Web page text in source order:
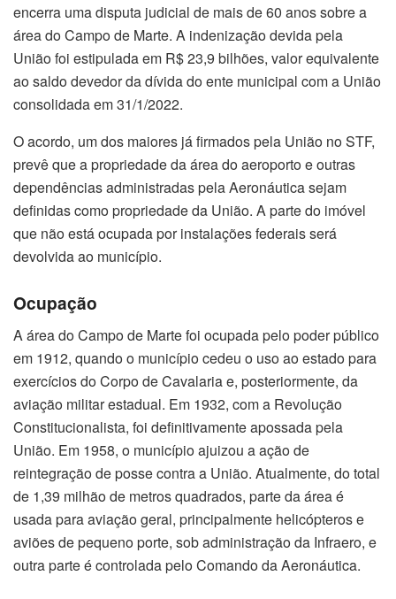
encerra uma disputa judicial de mais de 60 anos sobre a
área do Campo de Marte. A indenização devida pela
União foi estipulada em R$ 23,9 bilhões, valor equivalente
ao saldo devedor da dívida do ente municipal com a União
consolidada em 31/1/2022.
O acordo, um dos maiores já firmados pela União no STF,
prevê que a propriedade da área do aeroporto e outras
dependências administradas pela Aeronáutica sejam
definidas como propriedade da União. A parte do imóvel
que não está ocupada por instalações federais será
devolvida ao município.
Ocupação
A área do Campo de Marte foi ocupada pelo poder público
em 1912, quando o município cedeu o uso ao estado para
exercícios do Corpo de Cavalaria e, posteriormente, da
aviação militar estadual. Em 1932, com a Revolução
Constitucionalista, foi definitivamente apossada pela
União. Em 1958, o município ajuizou a ação de
reintegração de posse contra a União. Atualmente, do total
de 1,39 milhão de metros quadrados, parte da área é
usada para aviação geral, principalmente helicópteros e
aviões de pequeno porte, sob administração da Infraero, e
outra parte é controlada pelo Comando da Aeronáutica.